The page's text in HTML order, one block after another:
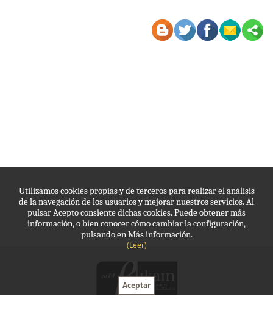
Utilizamos cookies propias y de terceros para realizar el análisis
de la navegación de los usuarios y mejorar nuestros servicios. Al
pulsar Acepto consiente dichas cookies. Puede obtener más
información, o bien conocer cómo cambiar la configuración,
pulsando en Más información.
(Leer)